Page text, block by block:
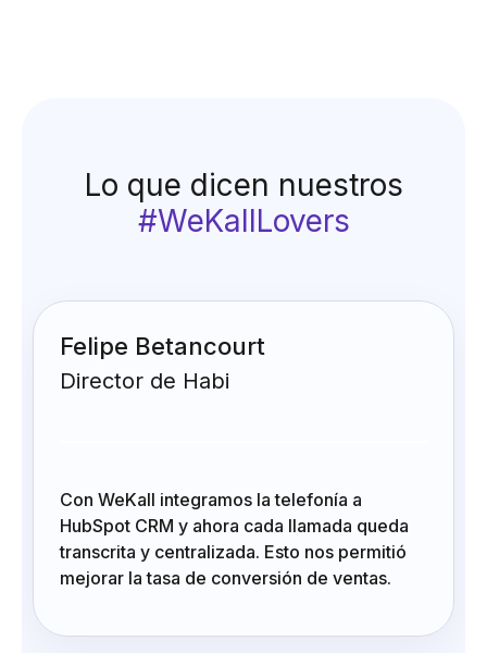
Lo que dicen nuestros
#WeKallLovers
Carlos Urrutia
Con WeKall integramos la telefonía a
HubSpot CRM y ahora cada llamada queda
transcrita y centralizada. Esto nos permitió
mejorar la tasa de conversión de ventas